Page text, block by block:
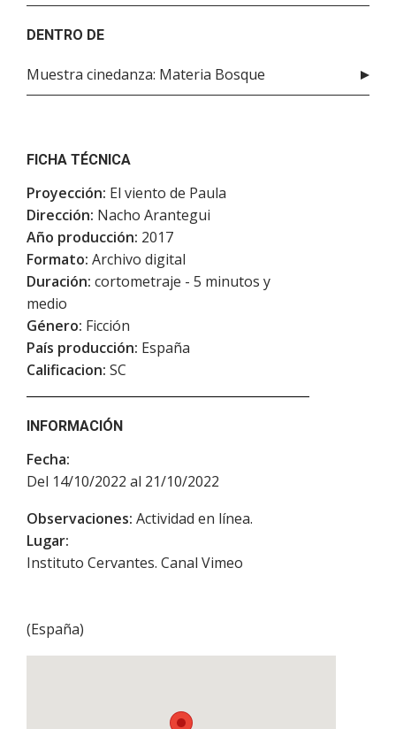
DENTRO DE
Muestra cinedanza: Materia Bosque
FICHA TÉCNICA
Proyección: El viento de Paula
Dirección: Nacho Arantegui
Año producción: 2017
Formato: Archivo digital
Duración: cortometraje - 5 minutos y
medio
Género: Ficción
País producción: España
Calificacion: SC
INFORMACIÓN
Fecha:
Del 14/10/2022 al 21/10/2022
Observaciones: Actividad en línea.
Lugar:
Instituto Cervantes. Canal Vimeo
(España)